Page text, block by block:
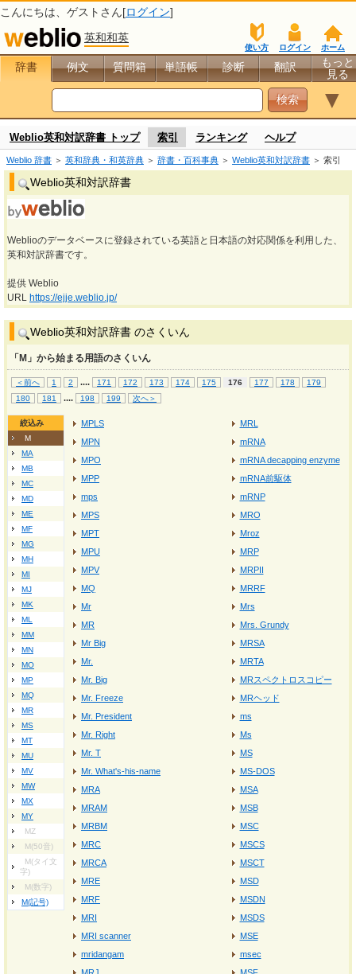
こんにちは、 ゲスト さん[ログイン]
英和和英
ホーム
ログイン
使い方
辞書 例文 質問箱 単語帳 診断 翻訳
もっと
見る
▼
Weblio英和対訳辞書 トップ 索引 ランキング ヘルプ
Weblio 辞書 ＞ 英和辞典・和英辞典 ＞ 辞書・百科事典 ＞ Weblio英和対訳辞書 ＞ 索引
Weblio英和対訳辞書
Weblioのデータベースに登録されている英語と日本語の対応関係を利用した、
英和対訳辞書です。
提供 Weblio
URL https://ejje.weblio.jp/
Weblio英和対訳辞書 のさくいん
「M」から始まる用語のさくいん
＜前へ 1 2 .... 171 172 173 174 175 176 177 178
179
180
181 .... 198 199 次へ＞
絞込み
M
MA
MB
MC
MD
ME
MF
MG
MH
MI
MJ
MK
ML
MM
MN
MO
MP
MQ
MR
MS
MT
MU
MV
MW
MX
MY
MZ
M(50音)
M(タイ文
字)
M(数字)
M(記号)
MPLS
MPN
MPO
MPP
mps
MPS
MPT
MPU
MPV
MQ
Mr
MR
Mr Big
Mr.
Mr. Big
Mr. Freeze
Mr. President
Mr. Right
Mr. T
Mr. What's‐his‐name
MRA
MRAM
MRBM
MRC
MRCA
MRE
MRF
MRI
MRI scanner
mridangam
MRL
mRNA
mRNA decapping enzyme
mRNA前駆体
mRNP
MRO
Mroz
MRP
MRPII
MRRF
Mrs
Mrs. Grundy
MRSA
MRTA
MRスペクトロスコピー
MRヘッド
ms
Ms
MS
MS-DOS
MSA
MSB
MSC
MSCS
MSCT
MSD
MSDN
MSDS
MSE
msec